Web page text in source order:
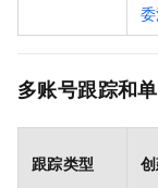
多账号跟踪和
跟踪类型